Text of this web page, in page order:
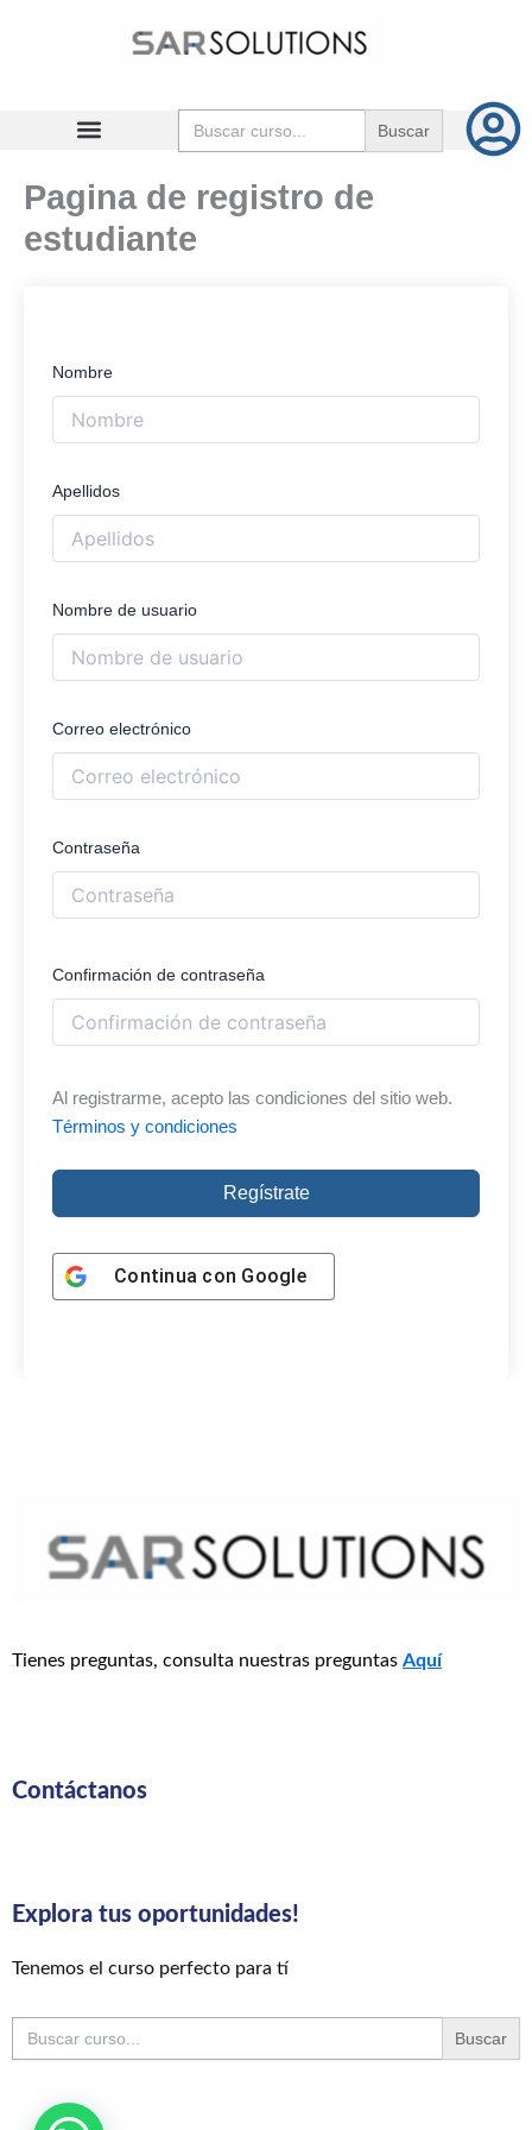
Buscar:
Pagina de registro de
estudiante
Nombre
Apellidos
Nombre de usuario
Correo electrónico
Contraseña
Confirmación de contraseña
Al registrarme, acepto las condiciones del sitio web.
Términos y condiciones
Regístrate
Continua con Google
Tienes preguntas, consulta nuestras preguntas Aquí
Contáctanos
Explora tus oportunidades!
Tenemos el curso perfecto para tí
Buscar: